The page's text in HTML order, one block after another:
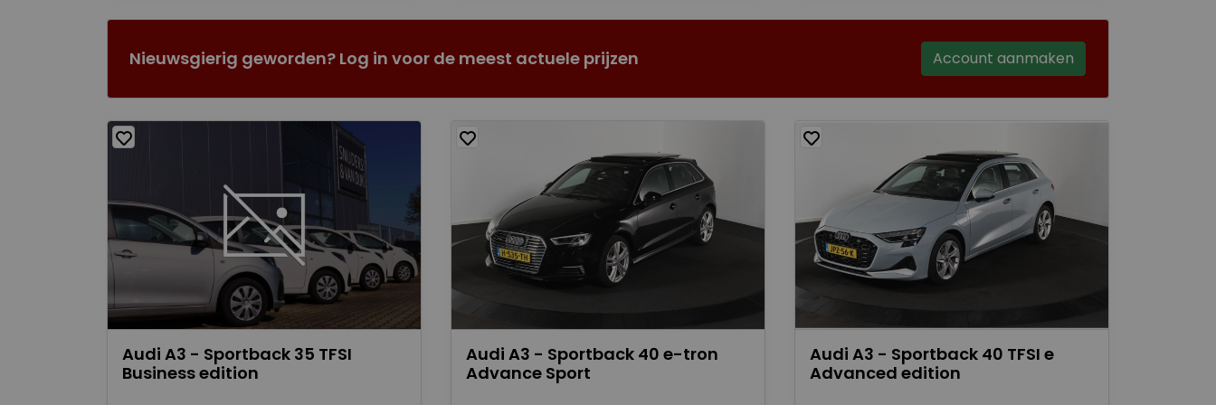
Nieuwsgierig geworden? Log in voor de meest actuele prijzen Account aanmaken
Audi A3 - Sportback 35 TFSI
Business edition
Audi A3 - Sportback 40 e-tron
Advance Sport
Audi A3 - Sportback 40 TFSI e
Advanced edition